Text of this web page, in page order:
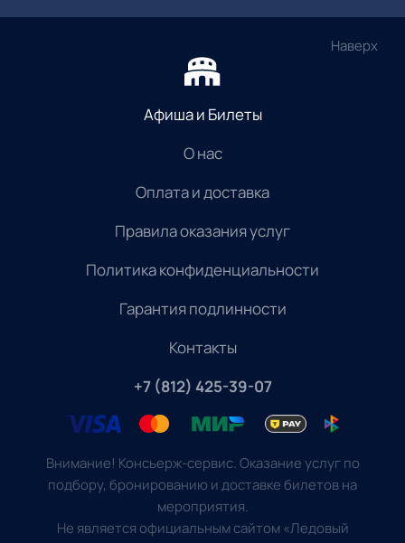
Наверх
Афиша и Билеты
О нас
Оплата и доставка
Правила оказания услуг
Политика конфиденциальности
Гарантия подлинности
Контакты
+7 (812) 425-39-07
Внимание! Консьерж-сервис. Оказание услуг по
подбору, бронированию и доставке билетов на
мероприятия.
Не является официальным сайтом «Ледовый